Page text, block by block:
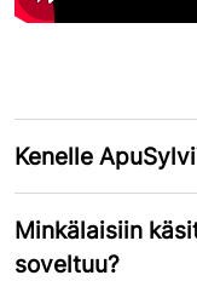
Kenelle
Minkälaisiin
soveltuu?